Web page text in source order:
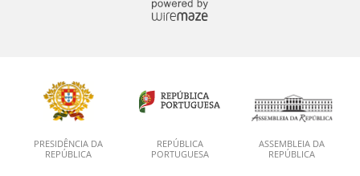
PRESIDÊNCIA DA
REPÚBLICA
REPÚBLICA
PORTUGUESA
ASSEMBLEIA DA
REPÚBLICA